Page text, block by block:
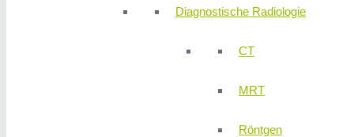
Diagnostische Radiologie
CT
MRT
Röntgen